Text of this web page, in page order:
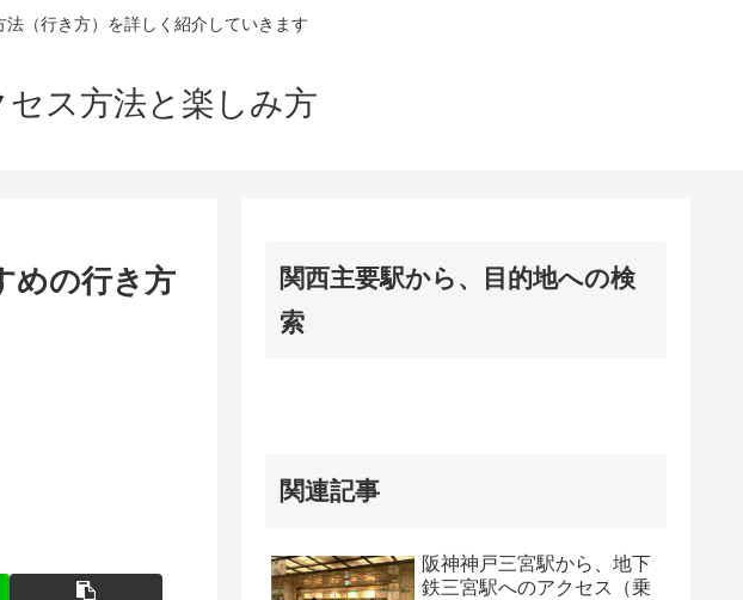
（行き方）を詳しく紹介していきます
ス方法と楽しみ方
めの行き方
関西主要駅から、目的地への検
索
関連記事
阪神神戸三宮駅から、地下
鉄三宮駅へのアクセス（乗